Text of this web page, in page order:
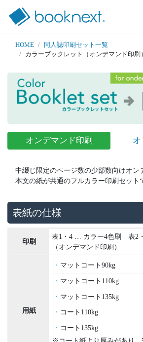
HOME
同人誌印刷セット一覧
カラーブックレット（オンデマンド印刷）
オンデマンド印刷 オ
中綴じ限定のページ数の少部数向けオン
本文の紙が共通のフルカラー印刷セット
表紙の仕様
印刷
表1・4 … カラー4色刷 表2
（オンデマンド印刷）
用紙
マットコート90kg
マットコート110kg
マットコート135kg
コート110kg
コート135kg